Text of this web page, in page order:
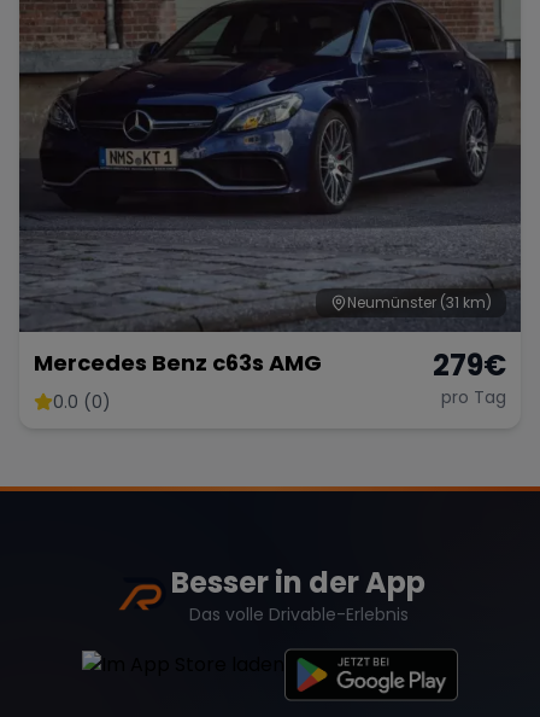
McLaren Jaguar
Tesla Chevrolet
Bentley Rolls Royce Aston Martin
Bugatti Lotus Maserati
Neumünster (31 km)
Mercedes Benz c63s AMG
0.0 (0)
279€
pro Tag
Besser in der App
Das volle Drivable-Erlebnis